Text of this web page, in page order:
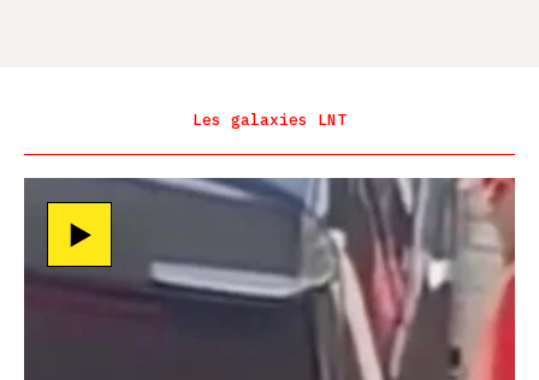
Les galaxies LNT